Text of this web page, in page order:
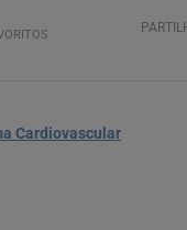
Cardiovascular